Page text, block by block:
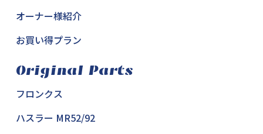
オーナー様紹介
お買い得プラン
Original Parts
フロンクス
ハスラー MR52/92